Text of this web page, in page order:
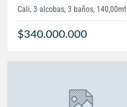
Cali, 3 alcobas, 3 baños,
$340.000.000